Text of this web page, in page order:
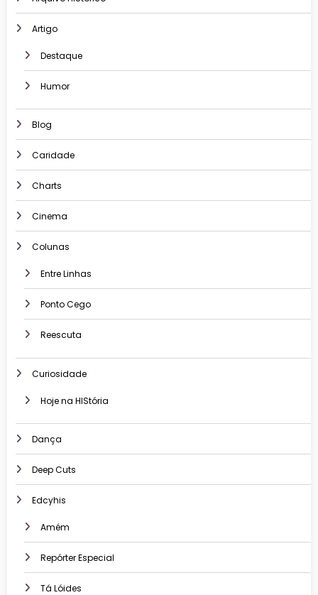
Artigo
Destaque
Humor
Blog
Caridade
Charts
Cinema
Colunas
Entre Linhas
Ponto Cego
Reescuta
Curiosidade
Hoje na HIStória
Dança
Deep Cuts
Edcyhis
Amém
Repórter Especial
Tá Lóides